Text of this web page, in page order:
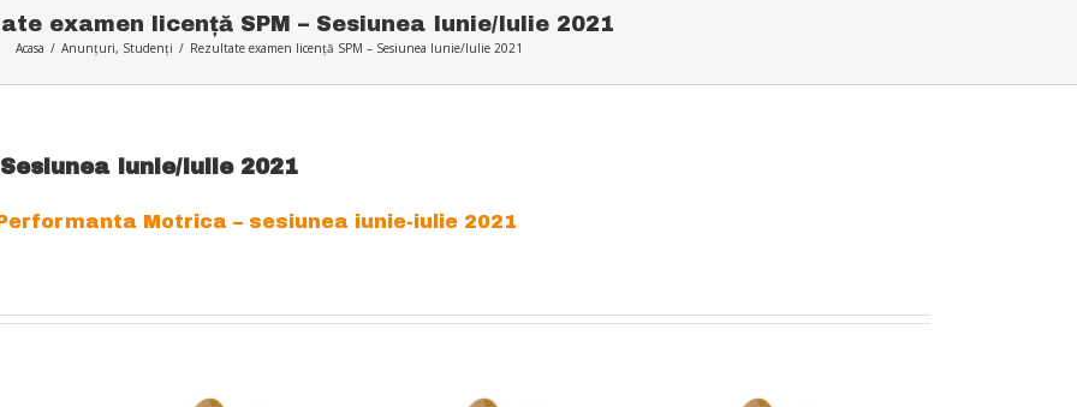
examen licență SPM – Sesiunea Iunie/Iulie 2021
Acasa / Anunțuri, Studenți / Rezultate examen licență SPM – Sesiunea Iunie/Iulie 2021
Iunie/Iulie 2021
Motrica – sesiunea iunie-iulie 2021